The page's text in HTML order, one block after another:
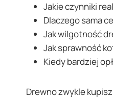
Jakie czynniki
Dlaczego sama
Jak wilgotność
Jak sprawność
Kiedy bardziej
Drewno zwykle